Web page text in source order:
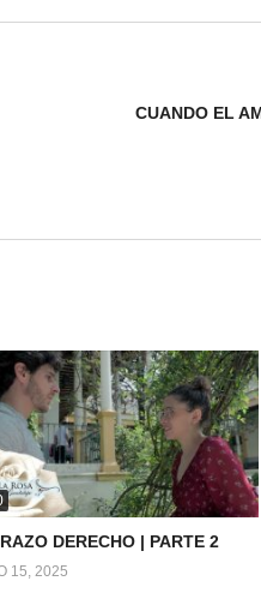
DERECHO | PARTE 2
15, 2025